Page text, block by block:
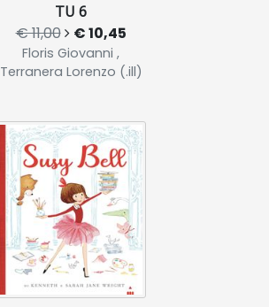
TU 6
€ 11,00 € 10,45
Floris Giovanni ,
Terranera Lorenzo (.ill)